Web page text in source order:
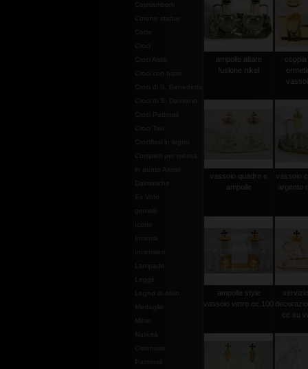
Copriamboni
Corone statue
Cotte
Croci
Croci Astili
Croci con base
Croci di S. Benedetto
Croci di S. Damiano
Croci Pettorali
Croci Tau
Crocifissi in legno
Completi per messa
in punto Assisi
Dalmatiche
Ex Voto
gemelli
Leggii
Legno di olivo
Medaglie
Mitrie
Natività
Ostensori
Pastorali
ampolle altare
fusione nikel
vassoio quadro e
ampolle
vassoio
argento
ampolle style
vassoio vetro cc.100
cc su